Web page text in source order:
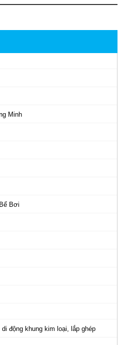
Minh
Bơi
động khung kim loại, lắp ghép